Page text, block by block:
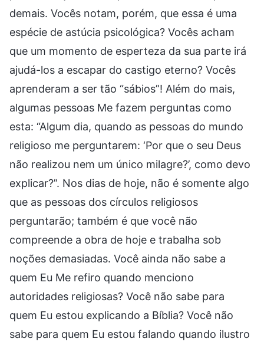
demais. Vocês notam, porém, que essa é uma
espécie de astúcia psicológica? Vocês acham
que um momento de esperteza da sua parte irá
ajudá-los a escapar do castigo eterno? Vocês
aprenderam a ser tão “sábios”! Além do mais,
algumas pessoas Me fazem perguntas como
esta: “Algum dia, quando as pessoas do mundo
religioso me perguntarem: ‘Por que o seu Deus
não realizou nem um único milagre?’, como devo
explicar?”. Nos dias de hoje, não é somente algo
que as pessoas dos círculos religiosos
perguntarão; também é que você não
compreende a obra de hoje e trabalha sob
noções demasiadas. Você ainda não sabe a
quem Eu Me refiro quando menciono
autoridades religiosas? Você não sabe para
quem Eu estou explicando a Bíblia? Você não
sabe para quem Eu estou falando quando ilustro